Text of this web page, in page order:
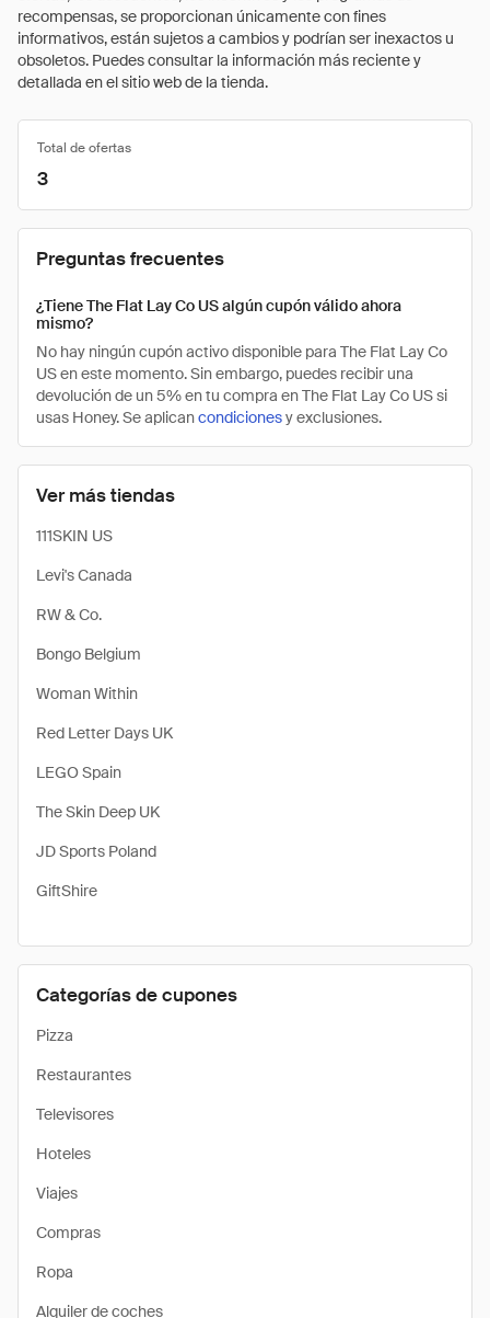
recompensas, se proporcionan únicamente con fines
informativos, están sujetos a cambios y podrían ser inexactos u
obsoletos. Puedes consultar la información más reciente y
detallada en el sitio web de la tienda.
Ver más tiendas
111SKIN US
Levi's Canada
RW & Co.
Bongo Belgium
Woman Within
Red Letter Days UK
LEGO Spain
The Skin Deep UK
JD Sports Poland
GiftShire
Categorías de cupones
Pizza
Restaurantes
Televisores
Hoteles
Viajes
Compras
Ropa
Alquiler de coches
Total de ofertas
3
Preguntas frecuentes
¿Tiene The Flat Lay Co US algún cupón válido ahora
mismo?
No hay ningún cupón activo disponible para The Flat Lay Co
US en este momento. Sin embargo, puedes recibir una
devolución de un 5% en tu compra en The Flat Lay Co US si
usas Honey. Se aplicancondicionesy exclusiones.